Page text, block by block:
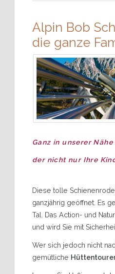
Alpin Bob
die ganze
Ganz in unserer
der nicht nur Ihre
Diese tolle
ganzjährig geöffnet. Es
Tal. Das Action- und
und wird Sie mit
Wer sich jedoch nicht
gemütliche